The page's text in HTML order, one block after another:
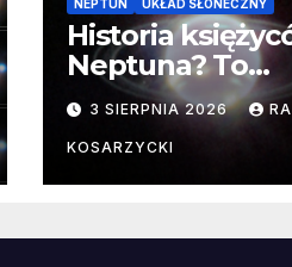
NEPTUN UKŁAD SŁONECZNY
Historia
Neptuna? To
skomplikowane
3 SIERPNIA 2026
KOSARZYCKI